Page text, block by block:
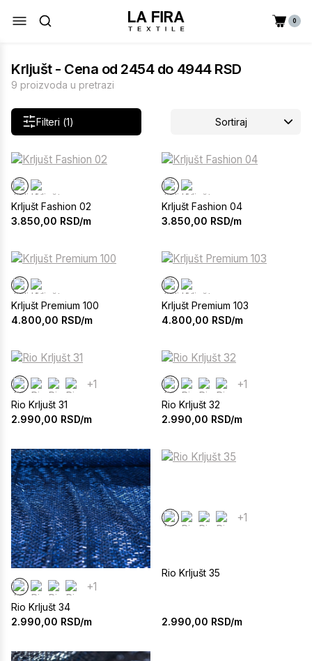
0
Krljušt - Cena od 2454 do 4944 RSD
9 proizvoda u pretrazi
Filteri (1) Sortiraj
Krljušt Fashion 02
3.850,00 RSD/m
Krljušt Fashion 04
3.850,00 RSD/m
Krljušt Premium 100
4.800,00 RSD/m
Krljušt Premium 103
4.800,00 RSD/m
+1
Rio Krljušt 31
2.990,00 RSD/m
+1
Rio Krljušt 32
2.990,00 RSD/m
+1
Rio Krljušt 34
2.990,00 RSD/m
+1
Rio Krljušt 35
2.990,00 RSD/m